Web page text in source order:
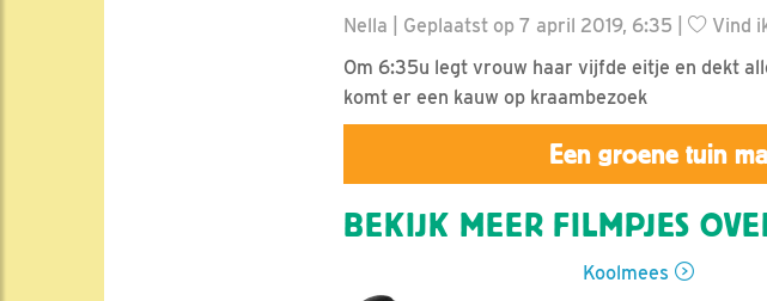
Nella | Geplaatst op 7 april 2019, 6:35 | Vind
Om 6:35u legt vrouw haar vijfde eitje en dekt
komt er een kauw op kraambezoek
Een groene tuin
BEKIJK MEER FILMPJES
Koolmees